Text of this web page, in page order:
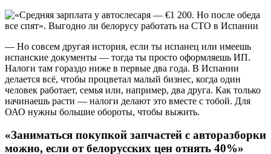
— Но совсем другая история, если ты испанец или имеешь
испанские документы — тогда ты просто оформляешь ИП.
Налоги там гораздо ниже в первые два года. В Испании
делается всё, чтобы процветал малый бизнес, когда один
человек работает, семья или, например, два друга. Как только
начинаешь расти — налоги делают это вместе с тобой. Для
ОАО нужны большие обороты, чтобы выжить.
«Заниматься покупкой запчастей с авторазборки
можно, если от белорусских цен отнять 40%»